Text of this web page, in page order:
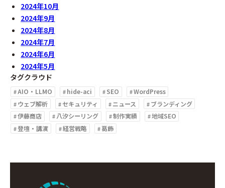
2024年10月
2024年9月
2024年8月
2024年7月
2024年6月
2024年5月
タグクラウド
AIO・LLMO hide-aci SEO
WordPress
ウェブ解析
セキュリティ ニュース
ブランディング
伊藤商店
八汐シーリング 制作実績
地域SEO
登壇・講演
経営戦略 葛飾